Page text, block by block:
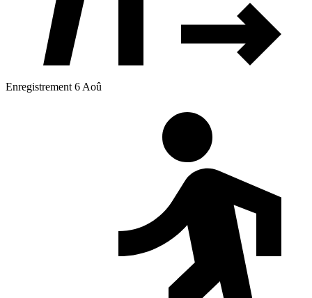
Enregistrement 6 Aoû